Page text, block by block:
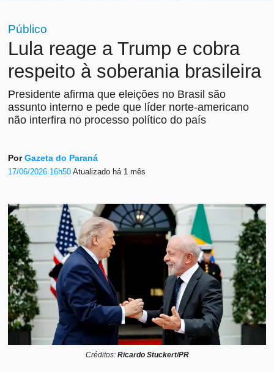
Público
Lula reage a Trump e cobra
respeito à soberania brasileira
Presidente afirma que eleições no Brasil são
assunto interno e pede que líder norte-americano
não interfira no processo político do país
PorGazeta do Paraná
17/06/2026 16h50Atualizado há 1 mês
Créditos: Ricardo Stuckert/PR